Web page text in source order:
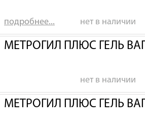
подробнее... нет в наличии
МЕТРОГИЛ ПЛЮС ГЕЛЬ
нет в наличии
МЕТРОГИЛ ПЛЮС ГЕЛЬ